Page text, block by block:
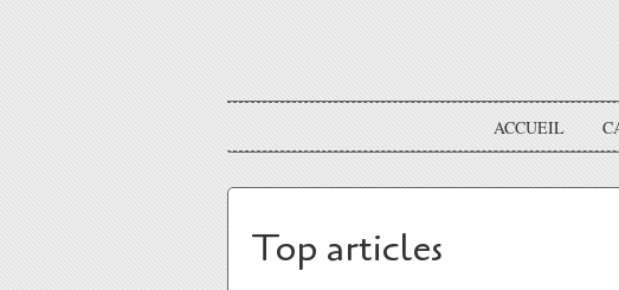
ACCUEIL
Top articles